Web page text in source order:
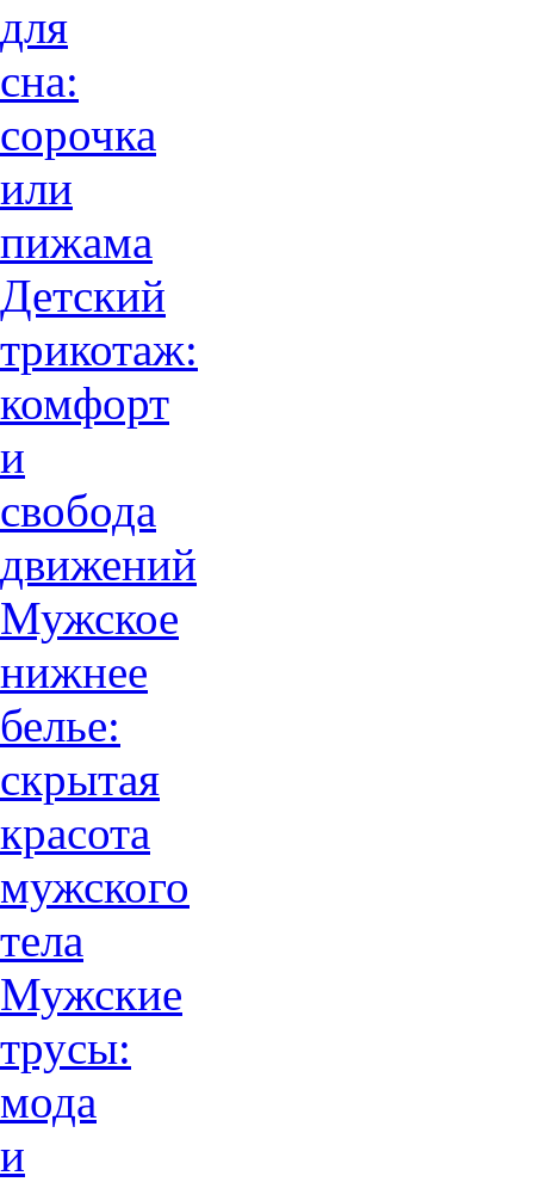
для
сна:
сорочка
или
пижама
Детский
трикотаж:
комфорт
и
свобода
движений
Мужское
нижнее
белье:
скрытая
красота
мужского
тела
Мужские
трусы:
мода
и